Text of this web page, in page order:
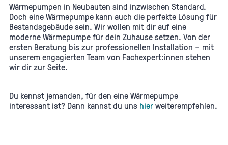
Wärmepumpen in Neubauten sind inzwischen Standard.
Doch eine Wärmepumpe kann auch die perfekte Lösung für
Bestandsgebäude sein. Wir wollen mit dir auf eine
moderne Wärmepumpe für dein Zuhause setzen. Von der
ersten Beratung bis zur professionellen Installation – mit
unserem engagierten Team von Fachexpert:innen stehen
wir dir zur Seite.
Du kennst jemanden, für den eine Wärmepumpe
interessant ist? Dann kannst du uns hierweiterempfehlen.